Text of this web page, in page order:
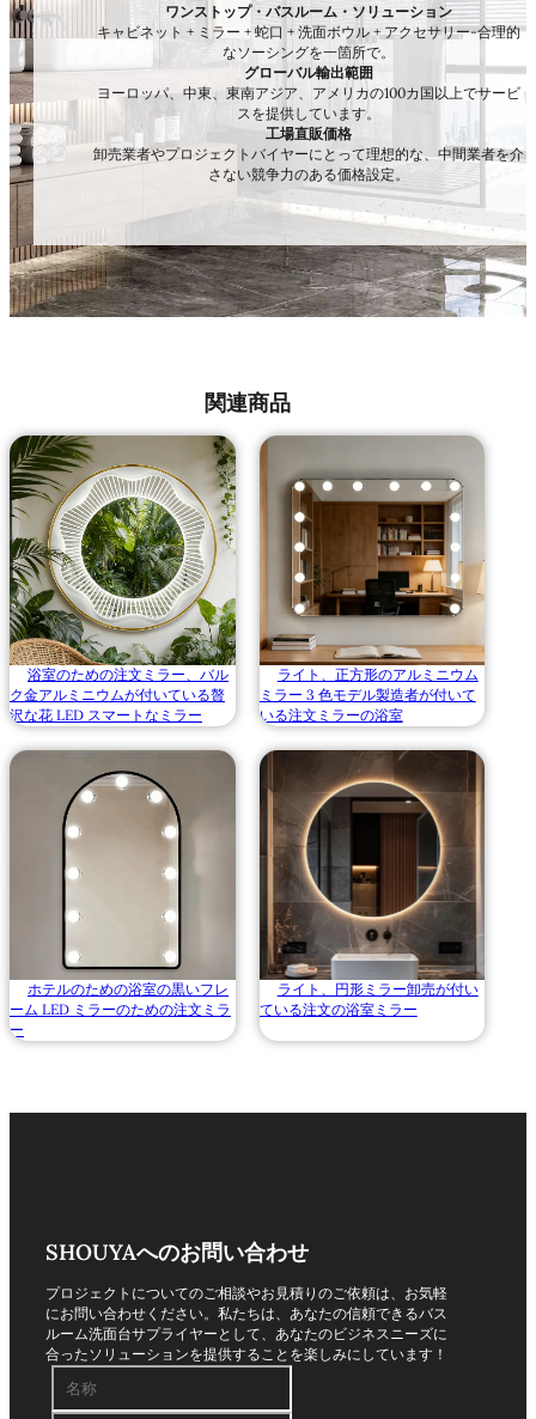
ワンストップ・バスルーム・ソリューション
キャビネット + ミラー + 蛇口 + 洗面ボウル + アクセサリー-合理的
なソーシングを一箇所で。
グローバル輸出範囲
ヨーロッパ、中東、東南アジア、アメリカの100カ国以上でサービ
スを提供しています。
工場直販価格
卸売業者やプロジェクトバイヤーにとって理想的な、中間業者を介
さない競争力のある価格設定。
関連商品
浴室のための注文ミラー、バル
ク金アルミニウムが付いている贅
沢な花 LED スマートなミラー
ライト、正方形のアルミニウム
ミラー 3 色モデル製造者が付いて
いる注文ミラーの浴室
ホテルのための浴室の黒いフレ
ーム LED ミラーのための注文ミラ
ー
ライト、円形ミラー卸売が付い
ている注文の浴室ミラー
SHOUYAへのお問い合わせ
プロジェクトについてのご相談やお見積りのご依頼は、お気軽
にお問い合わせください。私たちは、あなたの信頼できるバス
ルーム洗面台サプライヤーとして、あなたのビジネスニーズに
合ったソリューションを提供することを楽しみにしています！